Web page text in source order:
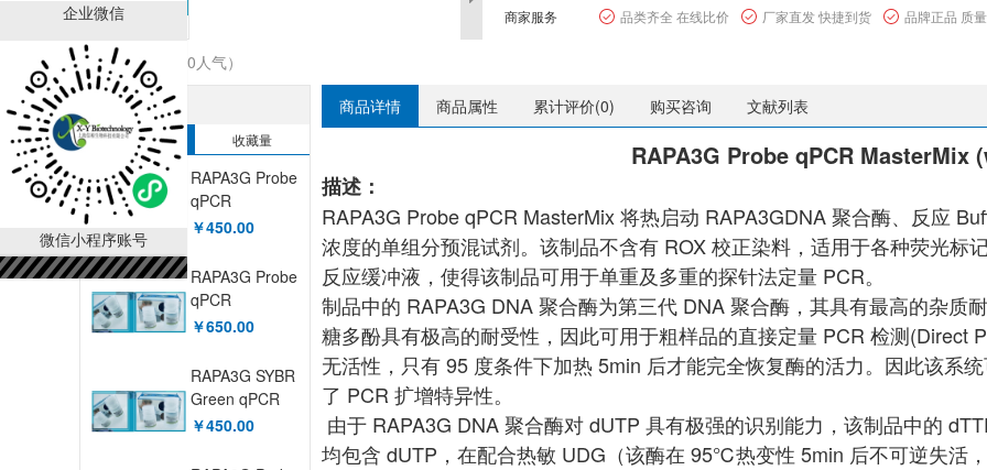
企业微信
微信小程序账号
收藏商品（0人气）
商家服务 品类齐全 在线比价 厂家直发 快捷到货 品牌正品 质
热销排行榜
销售量 收藏量
RAPA3G Probe
qPCR
MasterMix
￥450.00
RAPA3G Probe
qPCR
MasterMix
XY9A2262
￥650.00
RAPA3G SYBR
Green qPCR
Mix XY9A2250
￥450.00
商品详情 商品属性 累计评价(0) 购买咨询 文献列表
RAPA3G Probe qPCR MasterMix
描述：
RAPA3G Probe qPCR MasterMix 将热启动 RAPA3GDNA 聚合酶、反应
浓度的单组分预混试剂。该制品不含有 ROX 校正染料，适用于各种荧光标
反应缓冲液，使得该制品可用于单重及多重的探针法定量 PCR。
制品中的 RAPA3G DNA 聚合酶为第三代 DNA 聚合酶，其具有最高的杂质
糖多酚具有极高的耐受性，因此可用于粗样品的直接定量 PCR 检测
无活性，只有 95 度条件下加热 5min 后才能完全恢复酶的活力。因此该系
了 PCR 扩增特异性。
由于 RAPA3G DNA 聚合酶对 dUTP 具有极强的识别能力，该制品中的
均包含 dUTP，在配合热敏 UDG（该酶在 95℃热变性 5min 后不可逆失活